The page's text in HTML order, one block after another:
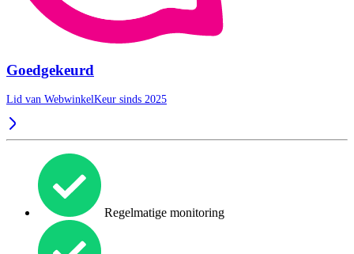
Goedgekeurd
Lid van WebwinkelKeur sinds 2025
Regelmatige monitoring